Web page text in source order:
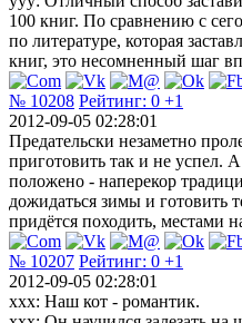
100 книг. По сравнению с
по литературе, которая
книг, это несомненный шаг
№ 10208 Рейтинг: 0 +1
2012-09-05 02:28:01
Предательски незаметно
приготовить так и не успел.
положено - наперекор
дожидаться зимы и готовить
придётся походить, местами
№ 10207 Рейтинг: 0 +1
2012-09-05 02:28:01
xxx: Наш кот - романтик.